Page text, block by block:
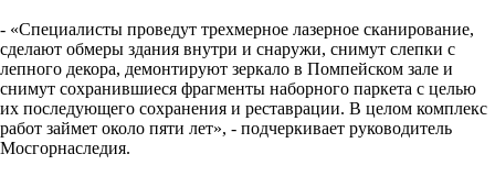
- «Специалисты проведут трехмерное лазерное сканирование,
сделают обмеры здания внутри и снаружи, снимут слепки с
лепного декора, демонтируют зеркало в Помпейском зале и
снимут сохранившиеся фрагменты наборного паркета с целью
их последующего сохранения и реставрации. В целом комплекс
работ займет около пяти лет», - подчеркивает руководитель
Мосгорнаследия.